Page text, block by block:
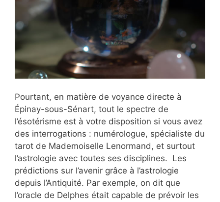
Pourtant, en matière de voyance directe à
Épinay-sous-Sénart, tout le spectre de
l’ésotérisme est à votre disposition si vous avez
des interrogations : numérologue, spécialiste du
tarot de Mademoiselle Lenormand, et surtout
l’astrologie avec toutes ses disciplines. Les
prédictions sur l’avenir grâce à l’astrologie
depuis l’Antiquité. Par exemple, on dit que
l’oracle de Delphes était capable de prévoir les